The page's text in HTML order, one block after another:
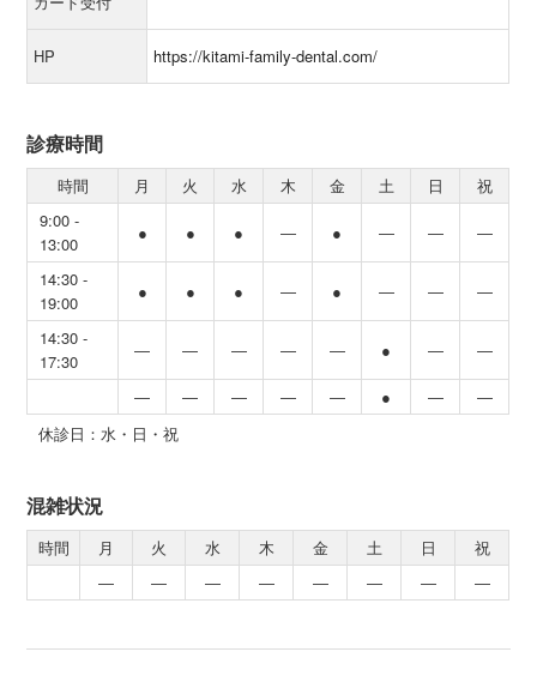
HP https://kitami-family-dental.com/
診療時間
時間 月 火 水 木 金 土 日
祝
9:00 -
13:00
● ● ● ― ● ― ― ―
14:30 -
19:00
● ● ● ― ● ― ― ―
14:30 -
17:30
― ― ― ― ― ● ― ―
― ― ― ― ― ● ―
―
休診日：水・日・祝
混雑状況
時間 月 火 水 木 金 土 日
祝
―
― ― ― ― ― ― ―